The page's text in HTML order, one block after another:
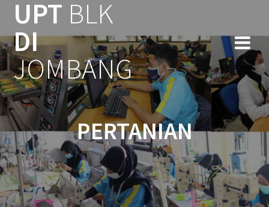
content
UPT BLK
DI
JOMBANG
PERTANIAN